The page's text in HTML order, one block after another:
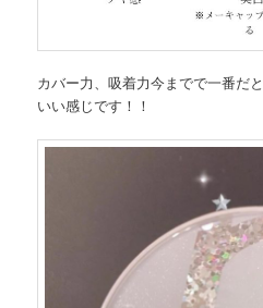
カバー力、吸着力今までで一番だ
いい感じです！！